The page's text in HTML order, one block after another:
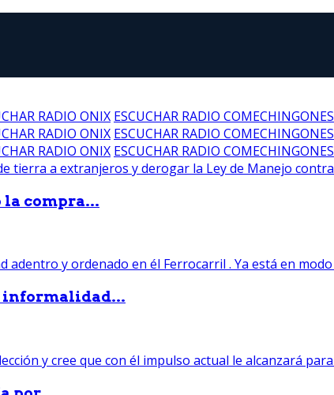
RADIO ONIX ESCUCHAR RADIO COMECHINGONES
RADIO ONIX ESCUCHAR RADIO COMECHINGONES
RADIO ONIX ESCUCHAR RADIO COMECHINGONES
la compra...
informalidad...